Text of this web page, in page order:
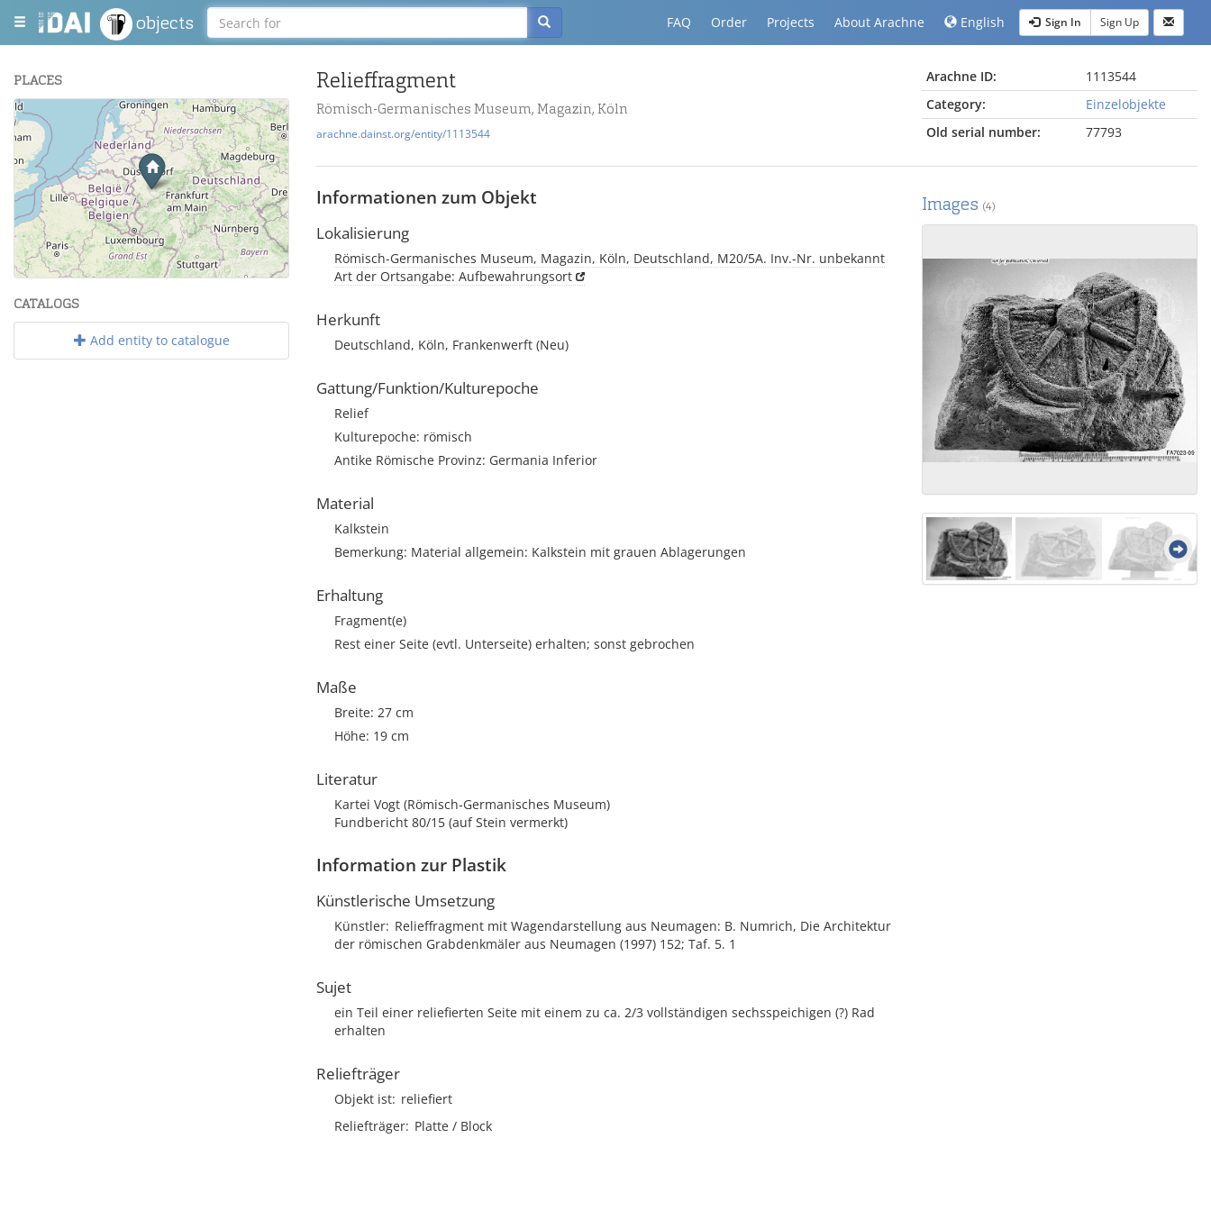
objects FAQ Order Projects About Arachne English Sign In Sign Up
PLACES
+
−
Leaflet| Maps and Data ©OpenStreetMap.
CATALOGS
Add entity to catalogue
Relieffragment
Römisch-Germanisches Museum, Magazin, Köln
arachne.dainst.org/entity/1113544
Arachne ID:
1113544
Category:
Einzelobjekte
Old serial number:
77793
Informationen zum Objekt
Lokalisierung
Römisch-Germanisches Museum, Magazin, Köln, Deutschland, M20/5A. Inv.-Nr. unbekannt
Art der Ortsangabe: Aufbewahrungsort
Herkunft
Deutschland, Köln, Frankenwerft (Neu)
Gattung/Funktion/Kulturepoche
Relief
Kulturepoche: römisch
Antike Römische Provinz: Germania Inferior
Material
Kalkstein
Bemerkung: Material allgemein: Kalkstein mit grauen Ablagerungen
Erhaltung
Fragment(e)
Rest einer Seite (evtl. Unterseite) erhalten; sonst gebrochen
Maße
Breite: 27 cm
Höhe: 19 cm
Literatur
Kartei Vogt (Römisch-Germanisches Museum)
Fundbericht 80/15 (auf Stein vermerkt)
Information zur Plastik
Künstlerische Umsetzung
Künstler Relieffragment mit Wagendarstellung aus Neumagen: B. Numrich, Die Architektur
der römischen Grabdenkmäler aus Neumagen (1997) 152; Taf. 5. 1
Sujet
ein Teil einer reliefierten Seite mit einem zu ca. 2/3 vollständigen sechsspeichigen (?) Rad
erhalten
Reliefträger
Objekt ist reliefiert
Reliefträger Platte / Block
Images (4)